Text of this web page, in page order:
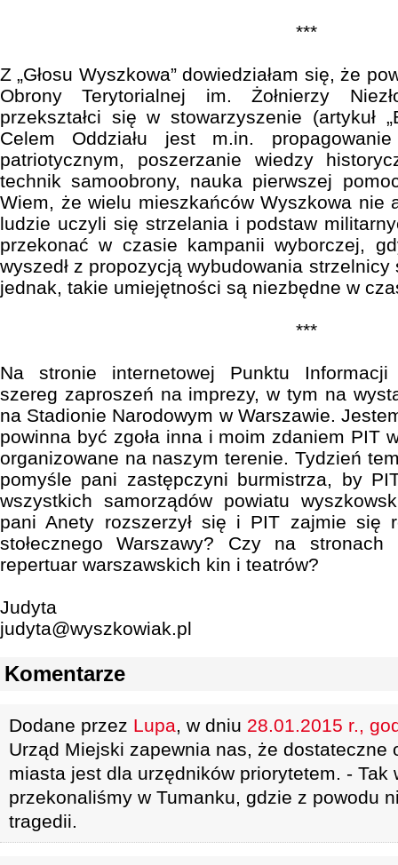
***
Z „Głosu Wyszkowa” dowiedziałam się, że
Obrony Terytorialnej im. Żołnierzy
przekształci się w stowarzyszenie (artykuł
Celem Oddziału jest m.in.
patriotycznym, poszerzanie wiedzy
technik samoobrony, nauka pierwszej
Wiem, że wielu mieszkańców Wyszkowa nie
ludzie uczyli się strzelania i podstaw
przekonać w czasie kampanii wyborczej,
wyszedł z propozycją wybudowania
jednak, takie umiejętności są niezbędne w
***
Na stronie internetowej Punktu Informacji
szereg zaproszeń na imprezy, w tym na
na Stadionie Narodowym w Warszawie.
powinna być zgoła inna i moim zdaniem PIT
organizowane na naszym terenie. Tydzień
pomyśle pani zastępczyni burmistrza, by
wszystkich samorządów powiatu
pani Anety rozszerzył się i PIT zajmie się
stołecznego Warszawy? Czy na
repertuar warszawskich kin i teatrów?
Judyta
judyta@wyszkowiak.pl
Komentarze
Dodane przez Lupa, w dniu 28.01.2015 r.,
Urząd Miejski zapewnia nas, że dostateczne
miasta jest dla urzędników priorytetem. - Tak
przekonaliśmy w Tumanku, gdzie z powodu
tragedii.